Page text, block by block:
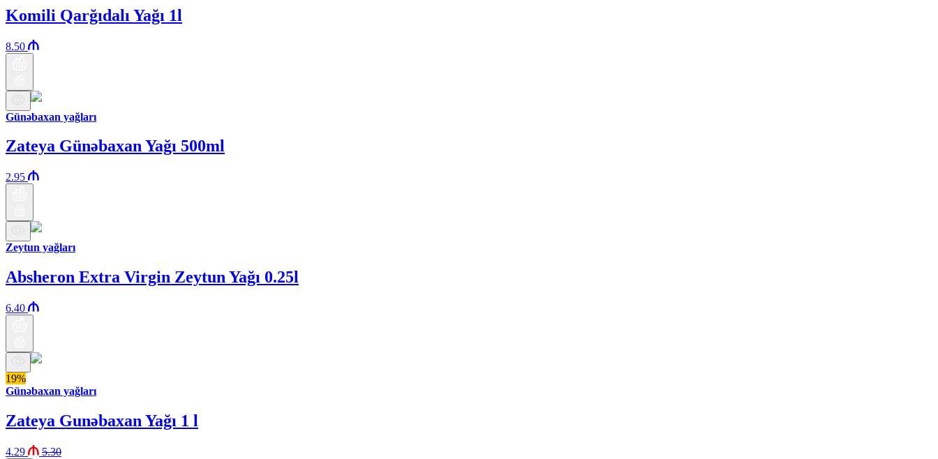
Komili Qarğıdalı Yağı 1l
8.50
Günəbaxan yağları
Zateya Günəbaxan Yağı 500ml
2.95
Zeytun yağları
Absheron Extra Virgin Zeytun Yağı 0.25l
6.40
19%
Günəbaxan yağları
Zateya Gunəbaxan Yağı 1 l
4.29 5.30